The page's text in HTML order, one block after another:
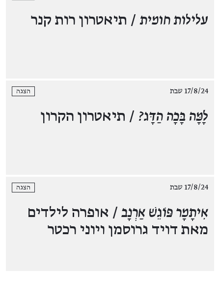
עלילות חומית / תיאטרון רות קנר
17/8/24 שבת הצגה
לָמָּה בָּכָה הַדָּג? / תיאטרון הקרון
17/8/24 שבת הצגה
אִיתָמָר פּוֹגֵשׁ אַרְנָב / אופרה לילדים
מאת דויד גרוסמן ויוני רכטר